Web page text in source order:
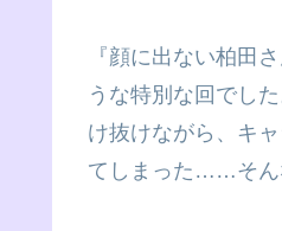
『顔に出ない柏田
うな特別な回でし
け抜けながら、キ
てしまった……そん